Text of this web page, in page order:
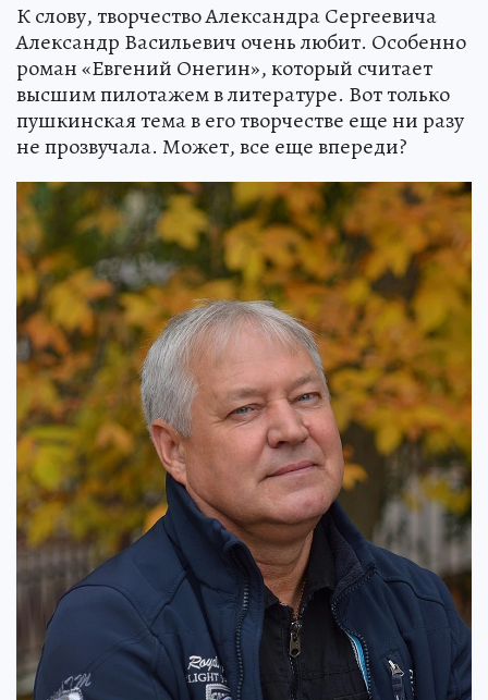
К слову, творчество Александра Сергеевича
Александр Васильевич очень любит. Особенно
роман «Евгений Онегин», который считает
высшим пилотажем в литературе. Вот только
пушкинская тема в его творчестве еще ни разу
не прозвучала. Может, все еще впереди?